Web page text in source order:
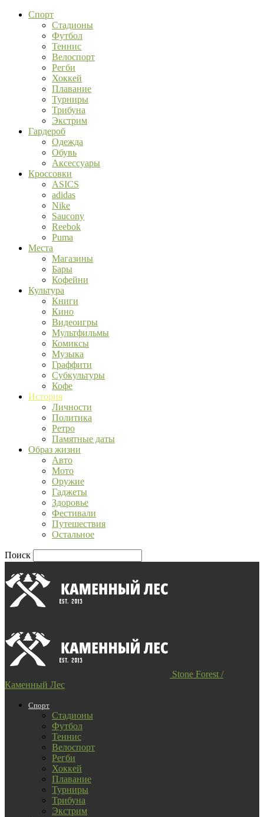
Спорт
Стадионы
Футбол
Теннис
Велоспорт
Регби
Хоккей
Плавание
Турниры
Трибуна
Экстрим
Гардероб
Одежда
Обувь
Аксессуары
Кроссовки
ASICS
adidas
Nike
Saucony
Reebok
Puma
Места
Магазины
Бары
Кофейни
Культура
Книги
Кино
Видеоигры
Мультфильмы
Комиксы
Музыка
Граффити
Субкультуры
Кофе
История
Личности
Политика
Ретро
Памятные даты
Образ жизни
Авто
Мото
Оружие
Гаджеты
Здоровье
Фестивали
Путешествия
Остальное
Поиск
Stone Forest /
Каменный Лес
Спорт
Стадионы
Футбол
Теннис
Велоспорт
Регби
Хоккей
Плавание
Турниры
Трибуна
Экстрим